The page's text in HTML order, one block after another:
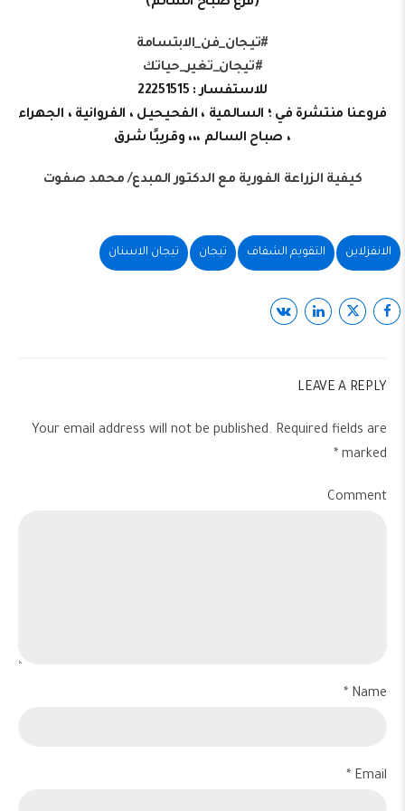
#تيجان_فن_الابتسامة
#تيجان_تغير_حياتك
للاستفسار : 22251515
‏‎‏‎‏‎فروعنا منتشرة في ؛ السالمية ، الفحيحيل ، الفروانية ، الجهراء
، صباح السالم ،،، وقريبًا شرق
كيفية الزراعة الفورية مع الدكتور المبدع/ محمد صفوت
الانفزلاين التقويم الشفاف تيجان تيجان الاسنان
LEAVE A REPLY
Your email address will not be published. Required fields are
marked *
Comment
Name *
Email *